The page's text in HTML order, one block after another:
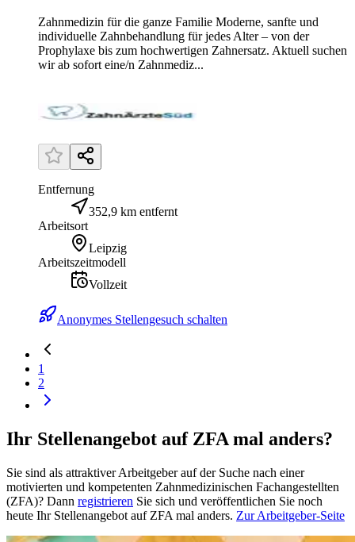
Zahnmedizin für die ganze Familie Moderne, sanfte und
individuelle Zahnbehandlung für jedes Alter – von der
Prophylaxe bis zum hochwertigen Zahnersatz. Aktuell suchen
wir ab sofort eine/n Zahnmediz...
Entfernung
352,9 km entfernt
Arbeitsort
Leipzig
Arbeitszeitmodell
Vollzeit
Anonymes Stellengesuch schalten
1
2
Ihr Stellenangebot auf ZFA mal anders?
Sie sind als attraktiver Arbeitgeber auf der Suche nach einer
motivierten und kompetenten Zahnmedizinischen Fachangestellten
(ZFA)? Dann registrieren Sie sich und veröffentlichen Sie noch
heute Ihr Stellenangebot auf ZFA mal anders. Zur Arbeitgeber-Seite